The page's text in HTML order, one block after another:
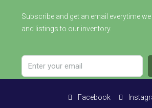
Subscribe and get an email everytime
and listings to our inventory.
Facebook